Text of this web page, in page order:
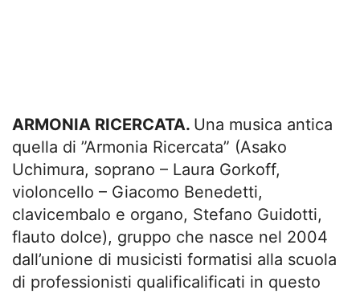
ARMONIA RICERCATA. Una musica antica
quella di ”Armonia Ricercata” (Asako
Uchimura, soprano – Laura Gorkoff,
violoncello – Giacomo Benedetti,
clavicembalo e organo, Stefano Guidotti,
flauto dolce), gruppo che nasce nel 2004
dall’unione di musicisti formatisi alla scuola
di professionisti qualificalificati in questo